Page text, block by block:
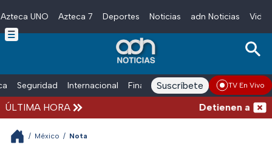
Skip to main content
Azteca UNO Azteca 7 Deportes Noticias adn Noticias
Seguridad Internacional Finanzas adn Noticias Radio
Suscríbete TV En Vivo
ÚLTIMA HORA Detienen al
/ México / Nota